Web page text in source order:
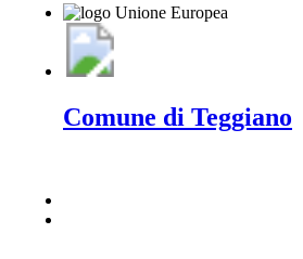
Comune di Teggiano